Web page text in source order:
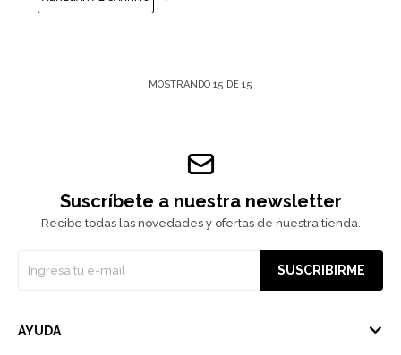
MOSTRANDO 15 DE 15
Suscríbete a nuestra newsletter
Recibe todas las novedades y ofertas de nuestra tienda.
SUSCRIBIRME
AYUDA